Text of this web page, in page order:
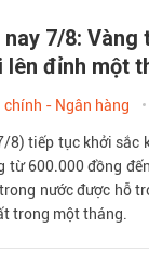
nay 7/8:
lên đỉnh một
chính - Ngân hàng
8) tiếp tục khởi sắc
từ 600.000 đồng
nước được hỗ
trong một tháng.